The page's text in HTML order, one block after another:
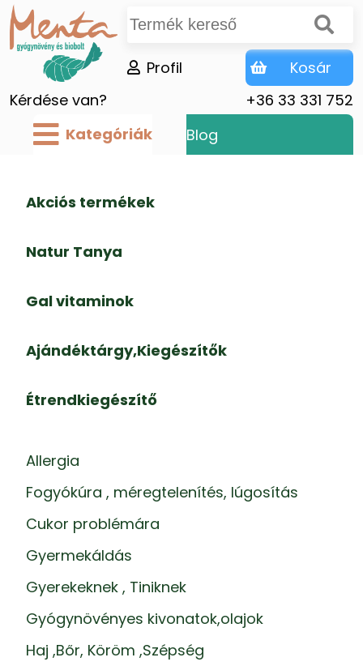
Kérdése van? +36 33 331 752
Profil Kosár
Kategóriák Blog
Akciós termékek
Natur Tanya
Gal vitaminok
Ajándéktárgy,Kiegészítők
Étrendkiegészítő
Allergia
Fogyókúra , méregtelenítés, lúgosítás
Cukor problémára
Gyermekáldás
Gyerekeknek , Tiniknek
Gyógynövényes kivonatok,olajok
Haj ,Bőr, Köröm ,Szépség